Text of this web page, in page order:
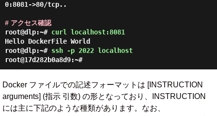
0:8081->80/tcp..
# アクセス確認
root@dlp:~# curl localhost:8081
Hello DockerFile World
root@dlp:~# ssh -p 2022 localhost
root@17d282b0a8d9:~#
Docker ファイルでの記述フォーマットは [INSTRUCTION
arguments] (指示 引数) の形となっており、INSTRUCTION
には主に下記のような種類があります。なお、